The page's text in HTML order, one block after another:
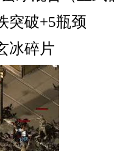
突破+5瓶颈
冰碎片